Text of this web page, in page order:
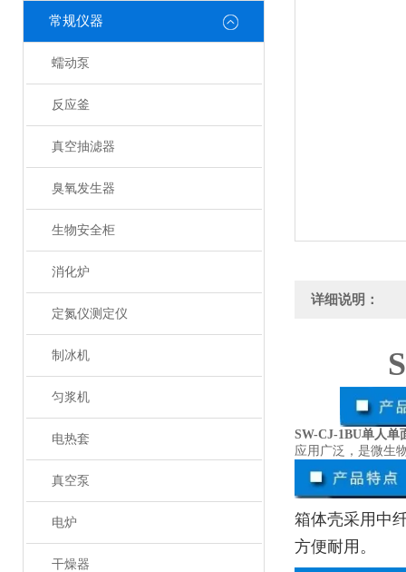
常规仪器
蠕动泵
反应釜
真空抽滤器
臭氧发生器
生物安全柜
消化炉
定氮仪测定仪
制冰机
匀浆机
电热套
真空泵
电炉
干燥器
详细说明：
SW-CJ-1BU单人单
应用广泛，是微生
箱体壳采用中
方便耐用。